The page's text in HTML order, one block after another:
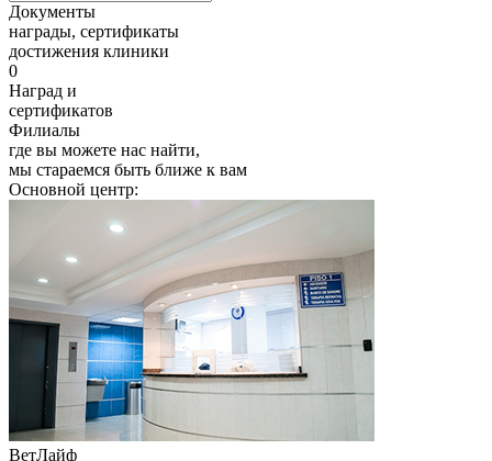
Документы
награды, сертификаты
достижения клиники
0
Наград и
сертификатов
Филиалы
где вы можете нас найти,
мы стараемся быть ближе к вам
Основной центр:
ВетЛайф